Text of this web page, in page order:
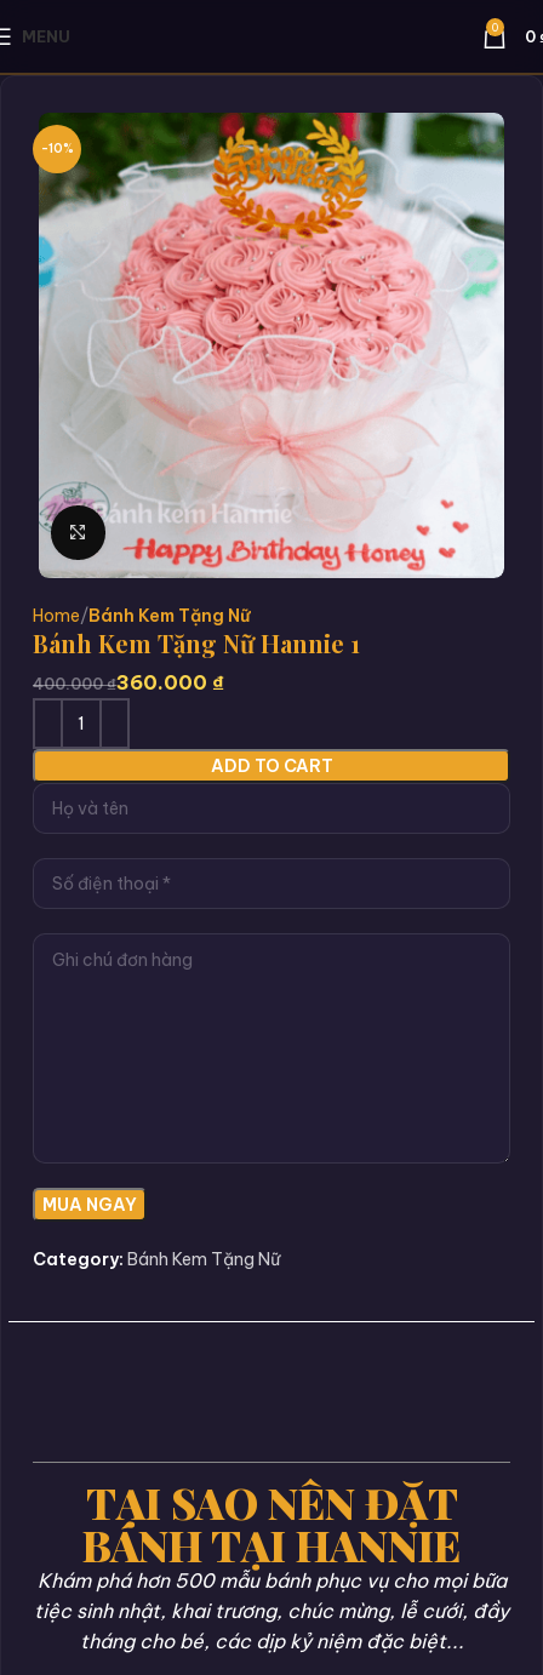
MENU 0 0
-10%
Click to enlarge
Home Bánh Kem Tặng Nữ
Bánh Kem Tặng Nữ Hannie 1
400.000₫360.000 ₫
ADD TO CART
Category: Bánh Kem Tặng Nữ
TẠI SAO NÊN ĐẶT
BÁNH TẠI HANNIE
Khám phá hơn 500 mẫu bánh phục vụ cho mọi bữa
tiệc sinh nhật, khai trương, chúc mừng, lễ cưới, đầy
tháng cho bé, các dịp kỷ niệm đặc biệt...